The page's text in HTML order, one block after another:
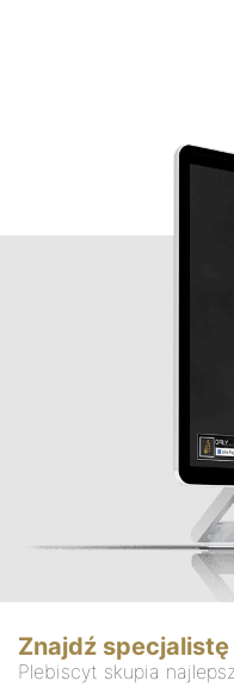
Znajdź specjalistę
Plebiscyt skupia